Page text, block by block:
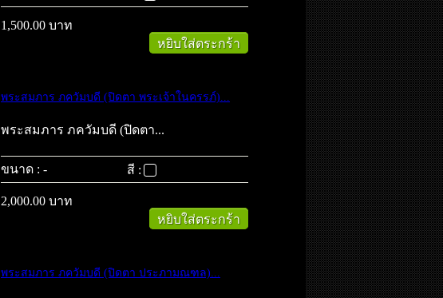
1,500.00 บาท
หยิบใส่ตระกร้า
พระสมภาร ภควัมบดี (ปิดตา พระเจ้าในครรภ์)...
พระสมภาร ภควัมบดี (ปิดตา...
ขนาด : - สี :
2,000.00 บาท
หยิบใส่ตระกร้า
พระสมภาร ภควัมบดี (ปิดตา ประภามณฑล)...